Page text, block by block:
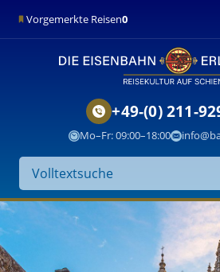
Vorgemerkte Reisen0
Suche
auf
der
+49-(0) 211-
Mo–Fr: 09:00–18:00